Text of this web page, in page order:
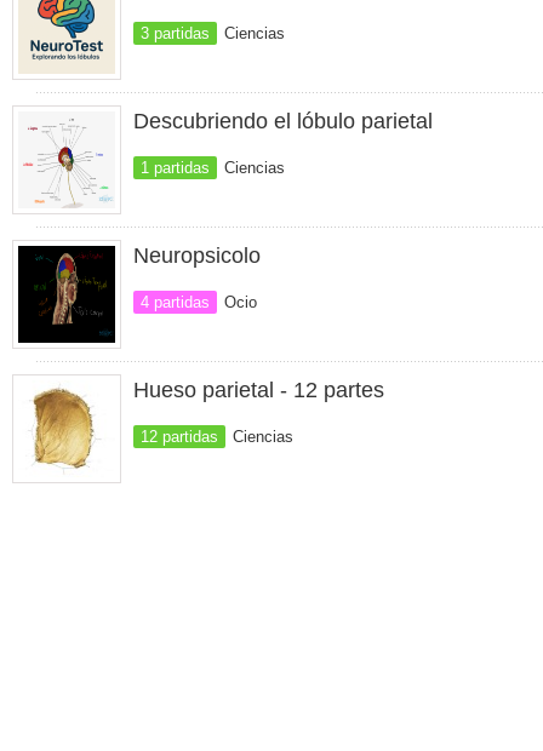
3 partidas Ciencias
Descubriendo el lóbulo parietal
1 partidas Ciencias
Neuropsicolo
4 partidas Ocio
Hueso parietal - 12 partes
12 partidas Ciencias